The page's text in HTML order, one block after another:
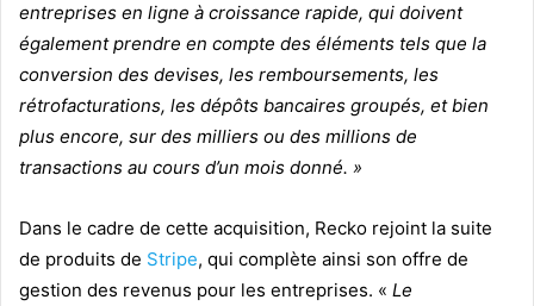
entreprises en ligne à croissance rapide, qui doivent
également prendre en compte des éléments tels que la
conversion des devises, les remboursements, les
rétrofacturations, les dépôts bancaires groupés, et bien
plus encore, sur des milliers ou des millions de
transactions au cours d’un mois donné. »
Dans le cadre de cette acquisition, Recko rejoint la suite
de produits de Stripe, qui complète ainsi son offre de
gestion des revenus pour les entreprises. « Le